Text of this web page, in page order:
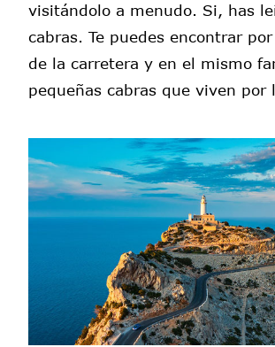
visitándolo a menudo. Si, has
cabras. Te puedes encontrar
de la carretera y en el mismo
pequeñas cabras que viven por